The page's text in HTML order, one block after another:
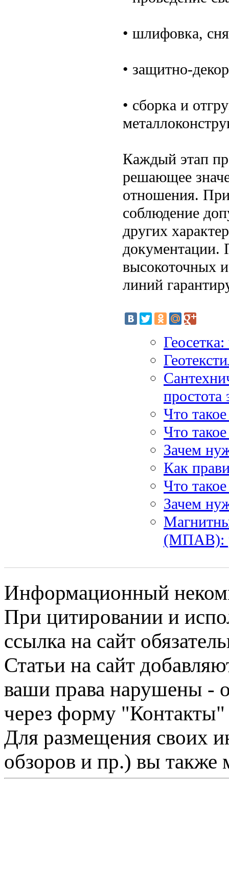
• шлифовка,
• защитно-
• сборка и
Каждый этап
решающее
отношения.
соблюдение
других
документации.
высокоточных
линий
простота
Что
Что
Зачем
Как
Что
Зачем
(МПАВ):
Информационный
При цитировании и
ссылка на сайт
Статьи на сайт
ваши права нарушены -
через форму "Контакты"
Для размещения своих
обзоров и пр.) вы также